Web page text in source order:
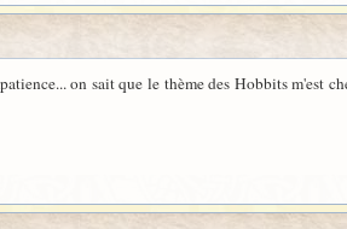
on sait que le thème des Hobbits m'est